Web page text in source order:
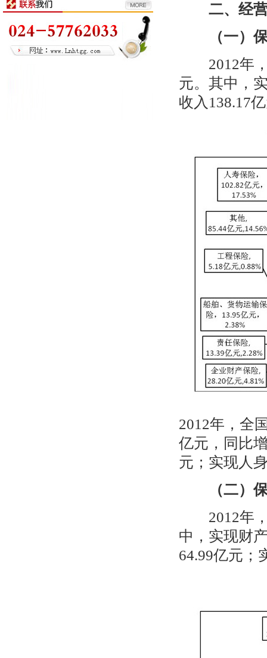
二、经
（一）
2012年
元。其中，
收入 138.17
2012年，全
亿元，同比
元；实现人
（二）
2012年
中，实现财
64.99亿元；